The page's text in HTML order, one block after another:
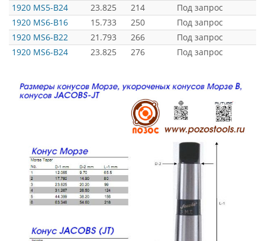
1920 MS5-B24
23.825 214
Под запрос
1920 MS6-B16
15.733 250
Под запрос
1920 MS6-B22
21.793 266
Под запрос
1920 MS6-B24
23.825 276 Под запрос